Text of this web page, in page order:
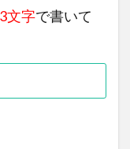
文字で書いて